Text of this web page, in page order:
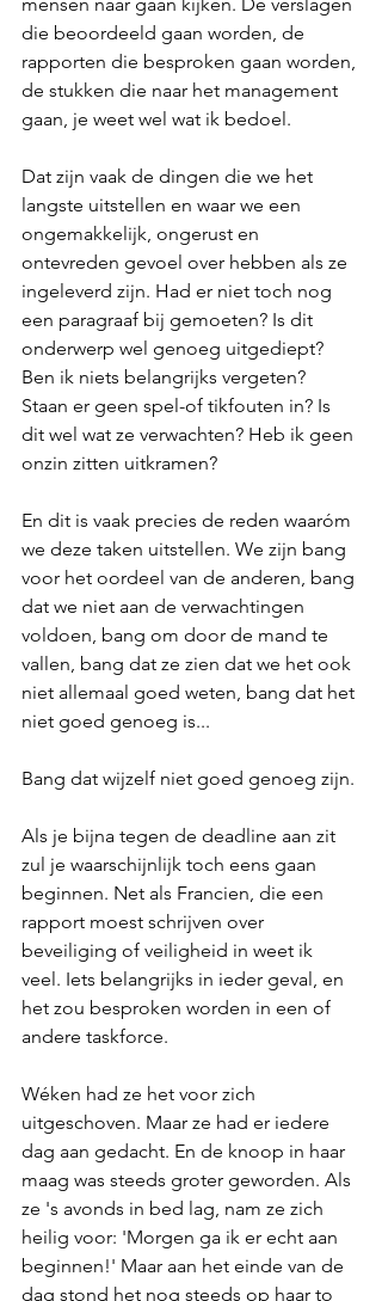
mensen naar gaan kijken. De verslagen
die beoordeeld gaan worden, de
rapporten die besproken gaan worden,
de stukken die naar het management
gaan, je weet wel wat ik bedoel.
Dat zijn vaak de dingen die we het
langste uitstellen en waar we een
ongemakkelijk, ongerust en
ontevreden gevoel over hebben als ze
ingeleverd zijn. Had er niet toch nog
een paragraaf bij gemoeten? Is dit
onderwerp wel genoeg uitgediept?
Ben ik niets belangrijks vergeten?
Staan er geen spel-of tikfouten in? Is
dit wel wat ze verwachten? Heb ik geen
onzin zitten uitkramen?
En dit is vaak precies de reden waaróm
we deze taken uitstellen. We zijn bang
voor het oordeel van de anderen, bang
dat we niet aan de verwachtingen
voldoen, bang om door de mand te
vallen, bang dat ze zien dat we het ook
niet allemaal goed weten, bang dat het
niet goed genoeg is...
Bang dat wijzelf niet goed genoeg zijn.
Als je bijna tegen de deadline aan zit
zul je waarschijnlijk toch eens gaan
beginnen. Net als Francien, die een
rapport moest schrijven over
beveiliging of veiligheid in weet ik
veel. Iets belangrijks in ieder geval, en
het zou besproken worden in een of
andere taskforce.
Wéken had ze het voor zich
uitgeschoven. Maar ze had er iedere
dag aan gedacht. En de knoop in haar
maag was steeds groter geworden. Als
ze 's avonds in bed lag, nam ze zich
heilig voor: 'Morgen ga ik er echt aan
beginnen!' Maar aan het einde van de
dag stond het nog steeds op haar to